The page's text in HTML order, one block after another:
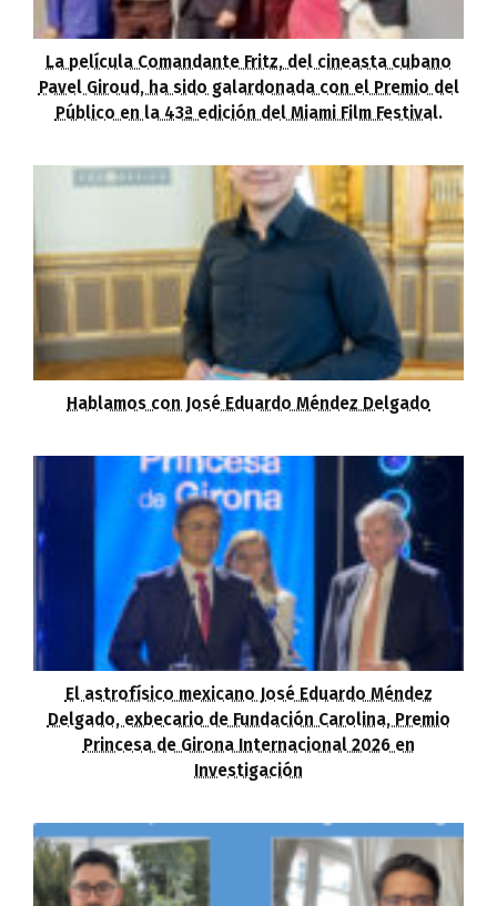
La película Comandante Fritz, del cineasta cubano
Pavel Giroud, ha sido galardonada con el Premio del
Público en la 43ª edición del Miami Film Festival.
Hablamos con José Eduardo Méndez Delgado
El astrofísico mexicano José Eduardo Méndez
Delgado, exbecario de Fundación Carolina, Premio
Princesa de Girona Internacional 2026 en
Investigación